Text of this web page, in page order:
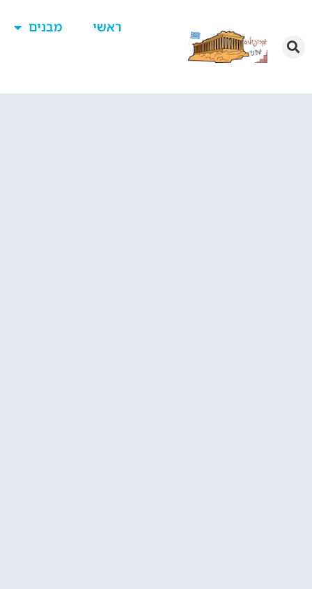
ראשי מבנים